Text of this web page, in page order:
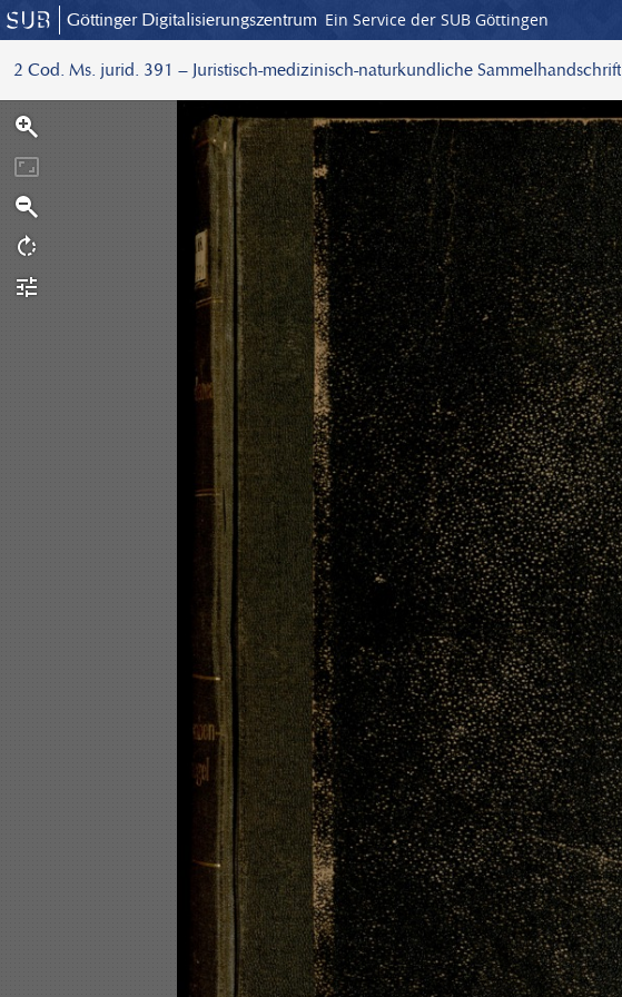
Göttinger Digitalisierungszentrum Ein Service der SUB Göttingen
2 Cod. Ms. jurid. 391 – Juristisch-medizinisch-naturkundliche Sammelhandschrift